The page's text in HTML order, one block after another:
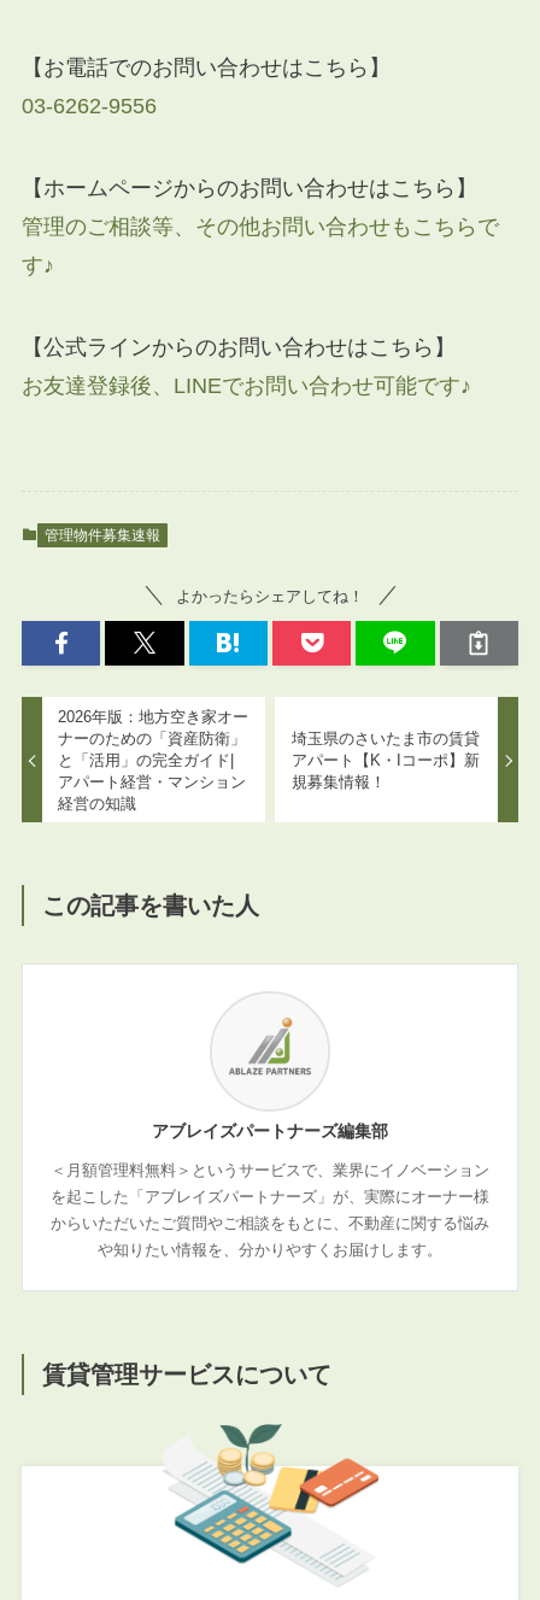
【お電話でのお問い合わせはこちら】
03-6262-9556
【ホームページからのお問い合わせはこちら】
管理のご相談等、その他お問い合わせもこちらで
す♪
【公式ラインからのお問い合わせはこちら】
お友達登録後、LINEでお問い合わせ可能です♪
管理物件募集速報
よかったらシェアしてね！
2026年版：地方空き家オー
ナーのための「資産防衛」
と「活用」の完全ガイド|
アパート経営・マンション
経営の知識
埼玉県のさいたま市の賃貸
アパート【K・Iコーポ】新
規募集情報！
この記事を書いた人
アブレイズパートナーズ編集部
＜月額管理料無料＞というサービスで、業界にイノベーション
を起こした「アブレイズパートナーズ」が、実際にオーナー様
からいただいたご質問やご相談をもとに、不動産に関する悩み
や知りたい情報を、分かりやすくお届けします。
賃貸管理サービスについて